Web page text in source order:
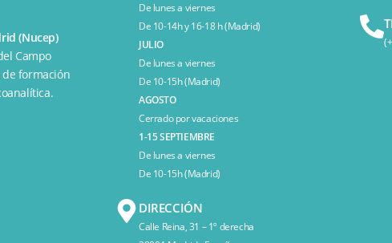
(Nucep)
Campo
de formación
De lunes a viernes
De 10-14h y 16-18 h (Madrid)
JULIO
De lunes a viernes
De 10-15h (Madrid)
AGOSTO
Cerrado por vacaciones
1-15 SEPTIEMBRE
De lunes a viernes
De 10-15h (Madrid)
DIRECCIÓN
Calle Reina, 31 – 1º derecha